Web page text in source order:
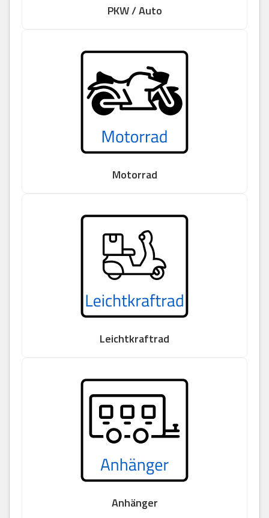
PKW / Auto
Motorrad
Leichtkraftrad
Anhänger